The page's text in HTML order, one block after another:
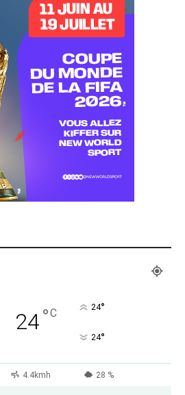
24°C 24°
24°
4.4kmh 28 %